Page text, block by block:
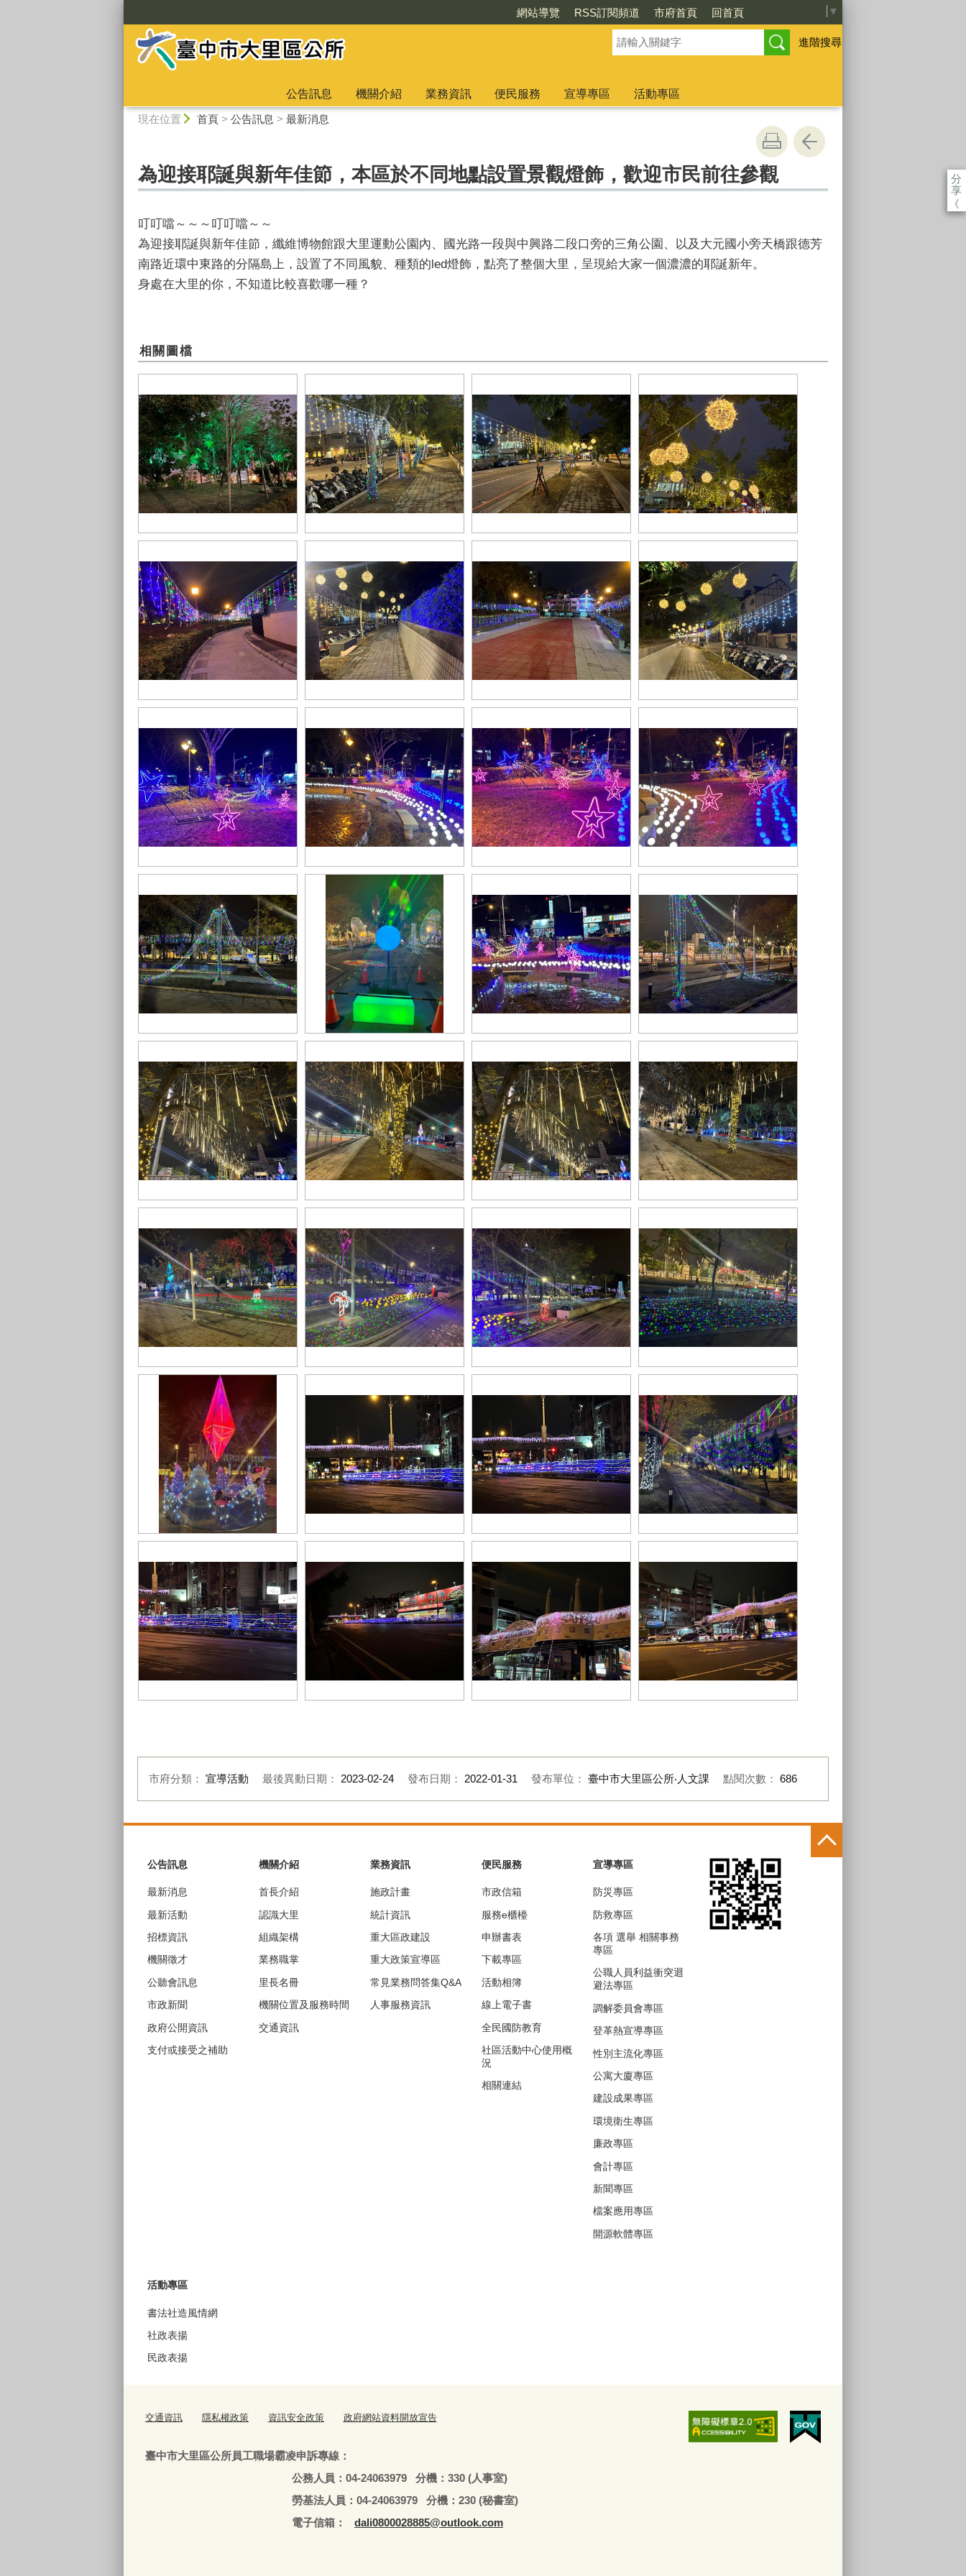
網站導覽 RSS訂閱頻道 市府首頁 回首頁 ▼
進階搜尋
公告訊息 機關介紹 業務資訊 便民服務 宣導專區
活動專區
現在位置 首頁> 公告訊息 > 最新消息
分
享
《
為迎接耶誕與新年佳節，本區於不同地點設置景觀燈飾，歡迎市民前往參觀
叮叮噹～～～叮叮噹～～
為迎接耶誕與新年佳節，纖維博物館跟大里運動公園內、國光路一段與中興路二段口旁的三角公園、以及大元國小旁天橋跟德芳
南路近環中東路的分隔島上，設置了不同風貌、種類的led燈飾，點亮了整個大里，呈現給大家一個濃濃的耶誕新年。
身處在大里的你，不知道比較喜歡哪一種？
相關圖檔
S__43548757 S__43548758 S__43548753 S__43548751
S__43548747 S__43548748 S__43548746 S__43548742
S__43548740 S__43548741 S__43548737 S__43548736
S__43548731 S__43548732 S__43548735 S__43548730
S__43548729 S__43548727 S__43548728 S__43548725
S__43548724 S__43548721 S__43548719
S__43548715 S__43548698 S__43548697 S__43548717
市府分類： 宣導活動 最後異動日期： 2023-02-24 發布日期： 2022-01-31 發布單位： 臺中市大里區公所‧人文課 點閱次數： 686
公告訊息
最新消息
最新活動
招標資訊
機關徵才
公聽會訊息
市政新聞
政府公開資訊
支付或接受之補助
機關介紹
首長介紹
認識大里
組織架構
業務職掌
里長名冊
機關位置及服務時間
交通資訊
業務資訊
施政計畫
統計資訊
重大區政建設
重大政策宣導區
常見業務問答集Q&A
人事服務資訊
便民服務
市政信箱
服務e櫃檯
申辦書表
下載專區
活動相簿
線上電子書
全民國防教育
社區活動中心使用概
況
相關連結
宣導專區
防災專區
防救專區
各項 選舉 相關事務
專區
公職人員利益衝突迴
避法專區
調解委員會專區
登革熱宣導專區
性別主流化專區
公寓大廈專區
建設成果專區
環境衛生專區
廉政專區
會計專區
新聞專區
檔案應用專區
開源軟體專區
活動專區
書法社造風情網
社政表揚
民政表揚
交通資訊 隱私權政策 資訊安全政策 政府網站資料開放宣告
臺中市大里區公所員工職場霸凌申訴專線：
公務人員：04-24063979 分機：330 (人事室)
勞基法人員：04-24063979 分機：230 (秘書室)
電子信箱：
dali0800028885@outlook.com